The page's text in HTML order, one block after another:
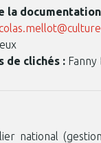
la
de clichés : Fanny
national